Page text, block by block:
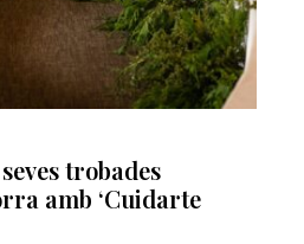
trobades
amb ‘Cuidarte